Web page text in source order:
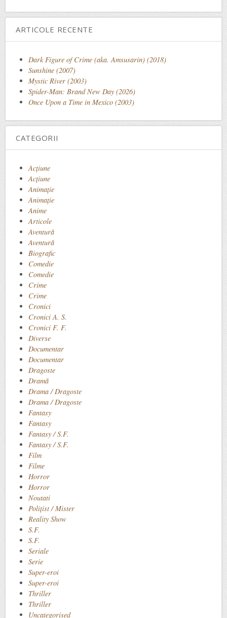
ARTICOLE RECENTE
Dark Figure of Crime (aka. Amsusarin) (2018)
Sunshine (2007)
Mystic River (2003)
Spider-Man: Brand New Day (2026)
Once Upon a Time in Mexico (2003)
CATEGORII
Acţiune
Acțiune
Animaţie
Animație
Anime
Articole
Aventură
Aventură
Biografic
Comedie
Comedie
Crime
Crime
Cronici
Cronici A. S.
Cronici F. F.
Diverse
Documentar
Documentar
Dragoste
Dramă
Drama / Dragoste
Drama / Dragoste
Fantasy
Fantasy
Fantasy / S.F.
Fantasy / S.F.
Film
Filme
Horror
Horror
Noutati
Polițist / Mister
Reality Show
S.F.
S.F.
Seriale
Serie
Super-eroi
Super-eroi
Thriller
Thriller
Uncategorised